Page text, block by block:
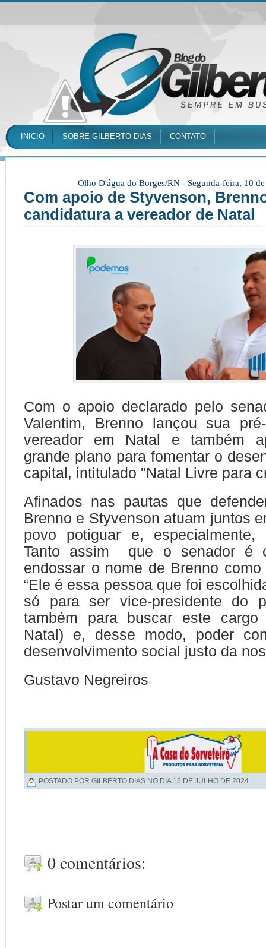
INICIO SOBRE GILBERTO DIAS CONTATO
Olho D'água do Borges/RN - Segunda-feira, 10
Com apoio de Styvenson,
candidatura a vereador de Natal
Com o apoio declarado pelo
Valentim, Brenno lançou sua
vereador em Natal e também
grande plano para fomentar o
capital, intitulado "Natal Livre para
Afinados nas pautas que
Brenno e Styvenson atuam juntos
povo potiguar e, especialmente,
Tanto assim que o senador é
endossar o nome de Brenno como
“Ele é essa pessoa que foi
só para ser vice-presidente do
também para buscar este cargo
Natal) e, desse modo, poder
desenvolvimento social justo da
Gustavo Negreiros
POSTADO POR GILBERTO DIAS NO DIA 15 DE JULHO DE 2024
0 comentários:
Postar um comentário